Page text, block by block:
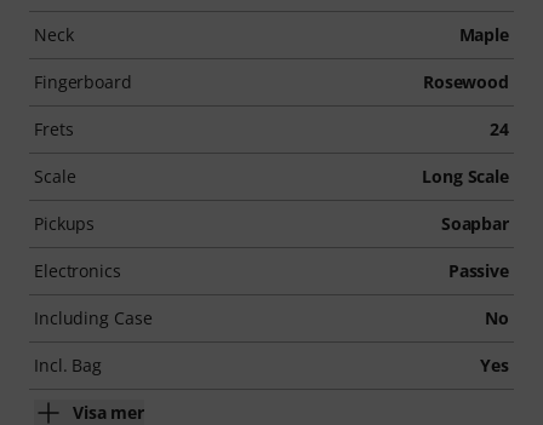
Neck Maple
Fingerboard Rosewood
Frets 24
Scale Long Scale
Pickups Soapbar
Electronics Passive
Including Case No
Incl. Bag Yes
Visa mer